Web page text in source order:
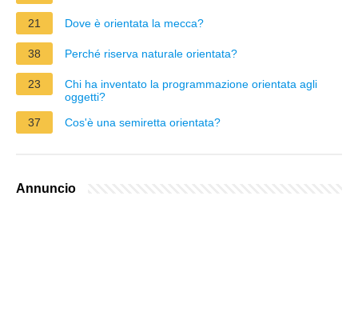
21 Dove è orientata la mecca?
38 Perché riserva naturale orientata?
23
Chi ha inventato la programmazione orientata agli
oggetti?
37
Cos'è una semiretta orientata?
Annuncio